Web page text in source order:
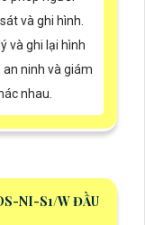
và ghi hình.
và ghi lại hình
ninh và giám
nhau.
NI-S1/W ĐẦU